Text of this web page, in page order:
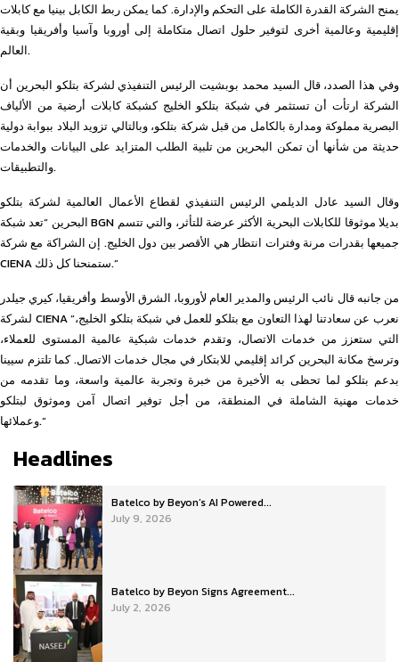
يمنح الشركة القدرة الكاملة على التحكم والإدارة. كما يمكن ربط الكابل بينيا مع كابلات
إقليمية وعالمية أخرى لتوفير حلول اتصال متكاملة إلى أوروبا وآسيا وأفريقيا وبقية
العالم.
وفي هذا الصدد، قال السيد محمد بوبشيت الرئيس التنفيذي لشركة بتلكو البحرين أن
الشركة ارتأت أن تستثمر في شبكة بتلكو الخليج كشبكة كابلات أرضية من الألياف
البصرية مملوكة ومدارة بالكامل من قبل شركة بتلكو، وبالتالي تزويد البلاد ببوابة دولية
حديثة من شأنها أن تمكن البحرين من تلبية الطلب المتزايد على البيانات والخدمات
والتطبيقات.
وقال السيد عادل الديلمي الرئيس التنفيذي لقطاع الأعمال العالمية لشركة بتلكو
البحرين “تعد شبكة BGN بديلا موثوقا للكابلات البحرية الأكثر عرضة للتأثر، والتي تتسم
جميعها بقدرات مرنة وفترات انتظار هي الأقصر بين دول الخليج. إن الشراكة مع شركة
CIENA ستمنحنا كل ذلك.”
من جانبه قال نائب الرئيس والمدير العام لأوروبا، الشرق الأوسط وأفريقيا، كيري جيلدر
لشركة CIENA “نعرب عن سعادتنا لهذا التعاون مع بتلكو للعمل في شبكة بتلكو الخليج،
التي ستعزز من خدمات الاتصال، وتقدم خدمات شبكية عالمية المستوى للعملاء،
وترسخ مكانة البحرين كرائد إقليمي للابتكار في مجال خدمات الاتصال. كما تلتزم سيينا
بدعم بتلكو لما تحظى به الأخيرة من خبرة وتجربة عالمية واسعة، وما تقدمه من
خدمات مهنية الشاملة في المنطقة، من أجل توفير اتصال آمن وموثوق لبتلكو
وعملائها.”
Headlines
Batelco by Beyon’s AI Powered...
July 9, 2026
Batelco by Beyon Signs Agreement...
July 2, 2026